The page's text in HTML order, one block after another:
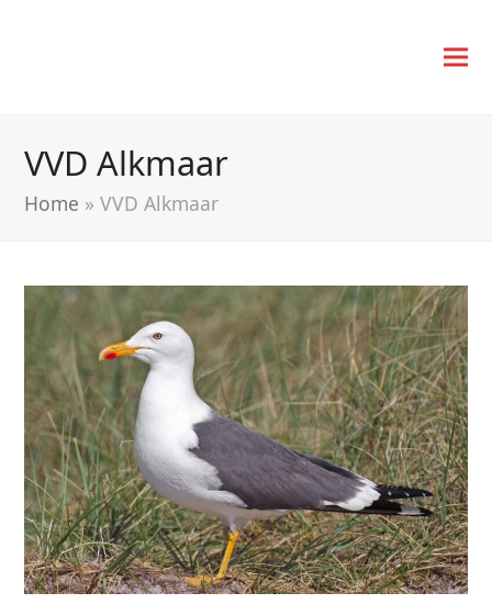
VVD Alkmaar
Home »VVD Alkmaar